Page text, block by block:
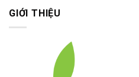
GIỚI THIỆU